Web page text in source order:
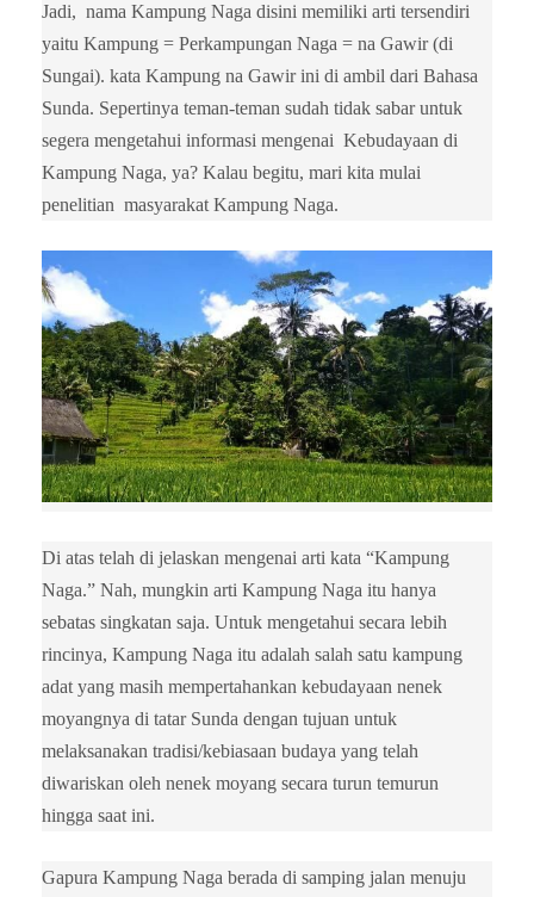
Jadi, nama Kampung Naga disini memiliki arti tersendiri
yaitu Kampung = Perkampungan Naga = na Gawir (di
Sungai). kata Kampung na Gawir ini di ambil dari Bahasa
Sunda. Sepertinya teman-teman sudah tidak sabar untuk
segera mengetahui informasi mengenai Kebudayaan di
Kampung Naga, ya? Kalau begitu, mari kita mulai
penelitian masyarakat Kampung Naga.
Di atas telah di jelaskan mengenai arti kata “Kampung
Naga.” Nah, mungkin arti Kampung Naga itu hanya
sebatas singkatan saja. Untuk mengetahui secara lebih
rincinya, Kampung Naga itu adalah salah satu kampung
adat yang masih mempertahankan kebudayaan nenek
moyangnya di tatar Sunda dengan tujuan untuk
melaksanakan tradisi/kebiasaan budaya yang telah
diwariskan oleh nenek moyang secara turun temurun
hingga saat ini.
Gapura Kampung Naga berada di samping jalan menuju